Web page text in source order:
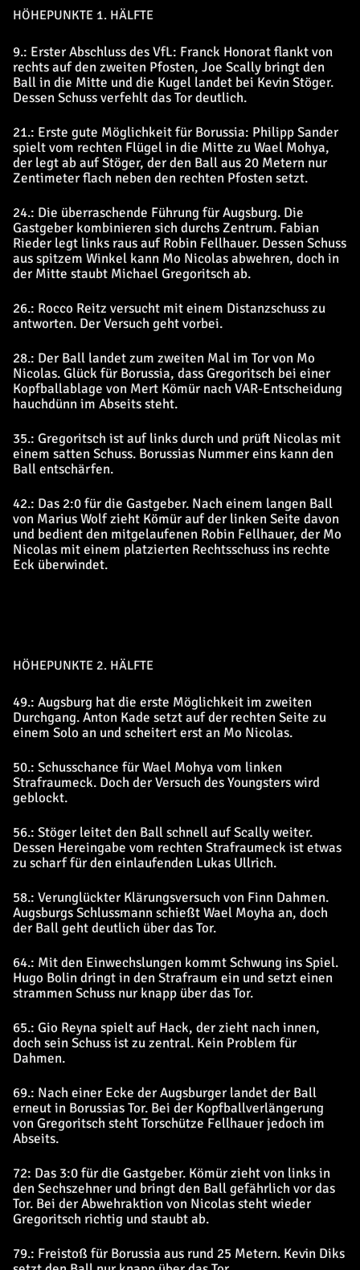
HÖHEPUNKTE 1. HÄLFTE
9.: Erster Abschluss des VfL: Franck Honorat flankt von
rechts auf den zweiten Pfosten, Joe Scally bringt den
Ball in die Mitte und die Kugel landet bei Kevin Stöger.
Dessen Schuss verfehlt das Tor deutlich.
21.: Erste gute Möglichkeit für Borussia: Philipp Sander
spielt vom rechten Flügel in die Mitte zu Wael Mohya,
der legt ab auf Stöger, der den Ball aus 20 Metern nur
Zentimeter flach neben den rechten Pfosten setzt.
24.: Die überraschende Führung für Augsburg. Die
Gastgeber kombinieren sich durchs Zentrum. Fabian
Rieder legt links raus auf Robin Fellhauer. Dessen Schuss
aus spitzem Winkel kann Mo Nicolas abwehren, doch in
der Mitte staubt Michael Gregoritsch ab.
26.: Rocco Reitz versucht mit einem Distanzschuss zu
antworten. Der Versuch geht vorbei.
28.: Der Ball landet zum zweiten Mal im Tor von Mo
Nicolas. Glück für Borussia, dass Gregoritsch bei einer
Kopfballablage von Mert Kömür nach VAR-Entscheidung
hauchdünn im Abseits steht.
35.: Gregoritsch ist auf links durch und prüft Nicolas mit
einem satten Schuss. Borussias Nummer eins kann den
Ball entschärfen.
42.: Das 2:0 für die Gastgeber. Nach einem langen Ball
von Marius Wolf zieht Kömür auf der linken Seite davon
und bedient den mitgelaufenen Robin Fellhauer, der Mo
Nicolas mit einem platzierten Rechtsschuss ins rechte
Eck überwindet.
HÖHEPUNKTE 2. HÄLFTE
49.: Augsburg hat die erste Möglichkeit im zweiten
Durchgang. Anton Kade setzt auf der rechten Seite zu
einem Solo an und scheitert erst an Mo Nicolas.
50.: Schusschance für Wael Mohya vom linken
Strafraumeck. Doch der Versuch des Youngsters wird
geblockt.
56.: Stöger leitet den Ball schnell auf Scally weiter.
Dessen Hereingabe vom rechten Strafraumeck ist etwas
zu scharf für den einlaufenden Lukas Ullrich.
58.: Verunglückter Klärungsversuch von Finn Dahmen.
Augsburgs Schlussmann schießt Wael Moyha an, doch
der Ball geht deutlich über das Tor.
64.: Mit den Einwechslungen kommt Schwung ins Spiel.
Hugo Bolin dringt in den Strafraum ein und setzt einen
strammen Schuss nur knapp über das Tor.
65.: Gio Reyna spielt auf Hack, der zieht nach innen,
doch sein Schuss ist zu zentral. Kein Problem für
Dahmen.
69.: Nach einer Ecke der Augsburger landet der Ball
erneut in Borussias Tor. Bei der Kopfballverlängerung
von Gregoritsch steht Torschütze Fellhauer jedoch im
Abseits.
72: Das 3:0 für die Gastgeber. Kömür zieht von links in
den Sechszehner und bringt den Ball gefährlich vor das
Tor. Bei der Abwehraktion von Nicolas steht wieder
Gregoritsch richtig und staubt ab.
79.: Freistoß für Borussia aus rund 25 Metern. Kevin Diks